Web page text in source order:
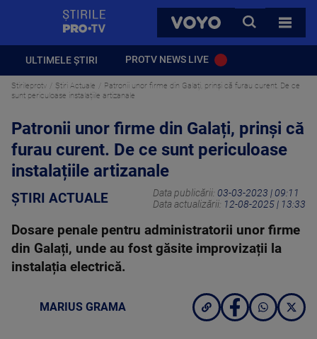
VOYO
CAUTA
TOATE
ULTIMELE ȘTIRI PROTV NEWS LIVE
Stirileprotv Știri Actuale
Patronii unor firme din Galați, prinși că furau curent. De ce
sunt periculoase instalațiile artizanale
Patronii unor firme din Galați, prinși că
furau curent. De ce sunt periculoase
instalațiile artizanale
ȘTIRI ACTUALE Data publicării: 03-03-2023 | 09:11
Data actualizării: 12-08-2025 | 13:33
Dosare penale pentru administratorii unor firme
din Galați, unde au fost găsite improvizații la
instalația electrică.
MARIUS GRAMA